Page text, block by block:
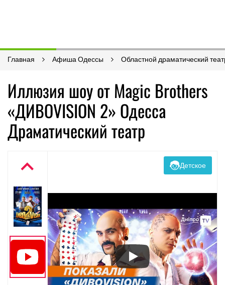
Главная Афиша Одессы Областной драматический
Иллюзия шоу от Magic Brothers
«ДИВОVISION 2» Одесса
Драматический театр
Детское